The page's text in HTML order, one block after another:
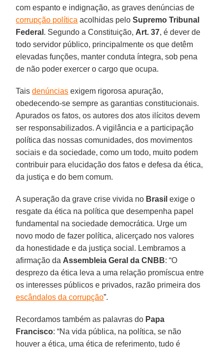
com espanto e indignação, as graves denúncias de
corrupção política acolhidas peloSupremo Tribunal
Federal . Segundo a Constituição, Art. 37, é dever de
todo servidor público, principalmente os que detêm
elevadas funções, manter conduta íntegra, sob pena
de não poder exercer o cargo que ocupa.
Taisdenúncias exigem rigorosa apuração,
obedecendo-se sempre as garantias constitucionais.
Apurados os fatos, os autores dos atos ilícitos devem
ser responsabilizados. A vigilância e a participação
política das nossas comunidades, dos movimentos
sociais e da sociedade, como um todo, muito podem
contribuir para elucidação dos fatos e defesa da ética,
da justiça e do bem comum.
A superação da grave crise vivida no Brasil exige o
resgate da ética na política que desempenha papel
fundamental na sociedade democrática. Urge um
novo modo de fazer política, alicerçado nos valores
da honestidade e da justiça social. Lembramos a
afirmação da Assembleia Geral da CNBB: “O
desprezo da ética leva a uma relação promíscua entre
os interesses públicos e privados, razão primeira dos
escândalos da corrupção”.
Recordamos também as palavras do Papa
Francisco: “Na vida pública, na política, se não
houver a ética, uma ética de referimento, tudo é